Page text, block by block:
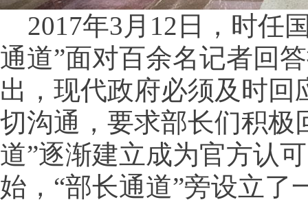
2017年3月12日，时任
通道”面对百余名记者回
出，现代政府必须及时
切沟通，要求部长们积极
道”逐渐建立成为官方认
始，“部长通道”旁设立